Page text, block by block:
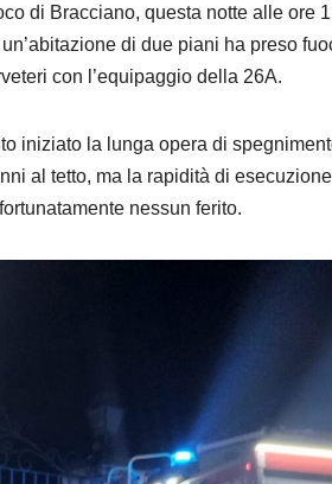
di Bracciano, questa notte alle ore
di due piani ha preso
con l’equipaggio della 26A.
iniziato la lunga opera di
al tetto, ma la rapidità di esecuzione
nessun ferito.